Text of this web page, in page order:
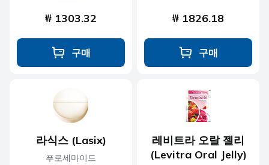
₩ 1303.32
구매
₩ 1826.18
구매
라식스 (Lasix)
푸로세마이드
레비트라 오랄 젤리
(Levitra Oral Jelly)